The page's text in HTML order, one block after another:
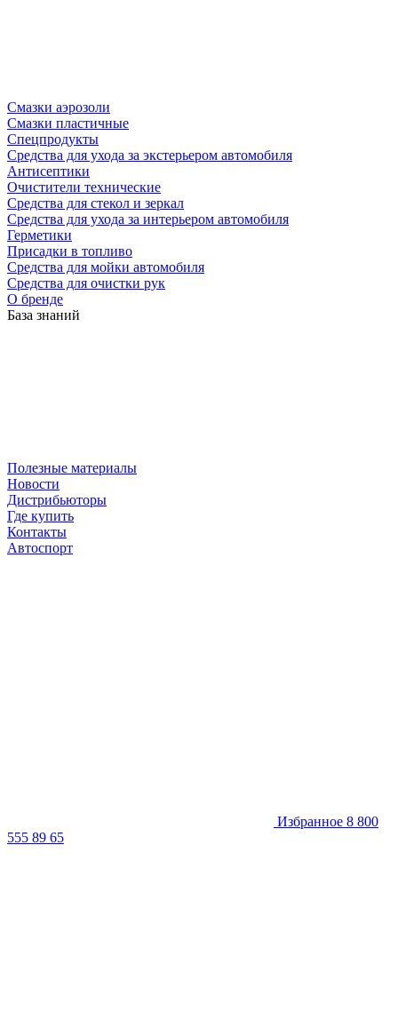
Смазки аэрозоли
Смазки пластичные
Спецпродукты
Средства для ухода за экстерьером автомобиля
Антисептики
Очистители технические
Средства для стекол и зеркал
Средства для ухода за интерьером автомобиля
Герметики
Присадки в топливо
Средства для мойки автомобиля
Средства для очистки рук
О бренде
База знаний
Полезные материалы
Новости
Дистрибьюторы
Где купить
Контакты
Автоспорт
Избранное 8 800
555 89 65